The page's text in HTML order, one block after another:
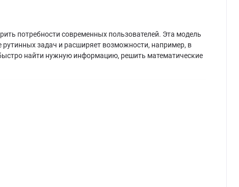
потребности современных пользователей. Эта модель
задач и расширяет возможности, например, в
найти нужную информацию, решить математические